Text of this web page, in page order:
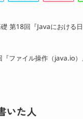
第18回『Javaにおける
『ファイル操作（java.io）
いた人